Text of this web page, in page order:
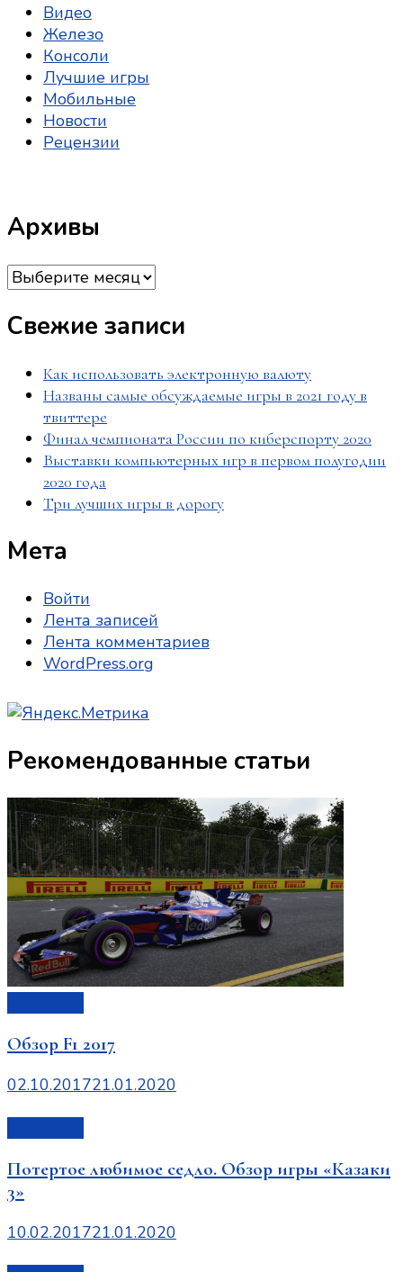
Видео
Железо
Консоли
Лучшие игры
Мобильные
Новости
Рецензии
Архивы
Архивы
Свежие записи
Как использовать электронную валюту
Названы самые обсуждаемые игры в 2021 году в
твиттере
Финал чемпионата России по киберспорту 2020
Выставки компьютерных игр в первом полугодии
2020 года
Три лучших игры в дорогу
Мета
Войти
Лента записей
Лента комментариев
WordPress.org
Рекомендованные статьи
Обзор F1 2017
02.10.201721.01.2020
Потертое любимое седло. Обзор игры «Казаки
3»
10.02.201721.01.2020